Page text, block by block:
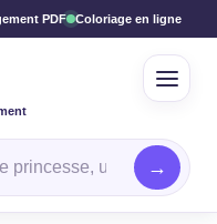
PDF Coloriage en ligne